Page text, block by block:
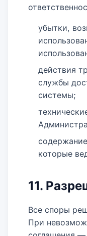
убытки,
действия
службы
системы;
которые
11.
Все споры
При